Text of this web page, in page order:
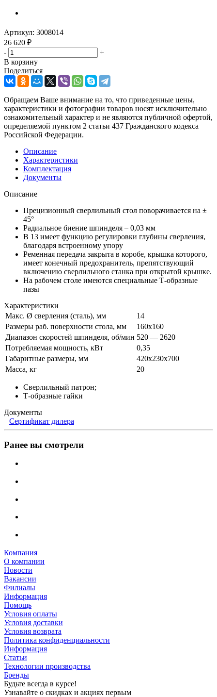
Артикул: 3008014
26 620 ₽
-
+
В корзину
Поделиться
Обращаем Ваше внимание на то, что приведенные цены,
характеристики и фотографии товаров носят исключительно
ознакомительный характер и не являются публичной офертой,
определяемой пунктом 2 статьи 437 Гражданского кодекса
Российской Федерации.
Описание
Характеристики
Комплектация
Документы
Описание
Прецизионный сверлильный стол поворачивается на ±
45°
Радиальное биение шпинделя – 0,03 мм
В 13 имеет функцию регулировки глубины сверления,
благодаря встроенному упору
Ременная передача закрыта в коробе, крышка которого,
имеет конечный предохранитель, препятствующий
включению сверлильного станка при открытой крышке.
На рабочем столе имеются специальные Т-образные
пазы
Характеристики
Макс. Ø сверления (сталь), мм
14
Размеры раб. поверхности стола, мм
160х160
Диапазон скоростей шпинделя, об/мин 520 — 2620
Потребляемая мощность, кВт
0,35
Габаритные размеры, мм
420х230х700
Масса, кг
20
Сверлильный патрон;
Т-образные гайки
Документы
Сертификат дилера
Ранее вы смотрели
Компания
О компании
Новости
Вакансии
Филиалы
Информация
Помощь
Условия оплаты
Условия доставки
Условия возврата
Политика конфиденциальности
Информация
Статьи
Технологии производства
Бренды
Будьте всегда в курсе!
Узнавайте о скидках и акциях первым